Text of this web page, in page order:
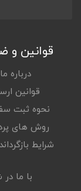
قوانین و
درباره ما
قوانین
نحوه ثبت
روش های
شرایط
با ما